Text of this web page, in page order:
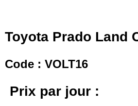
Toyota Prado Land
Code : VOLT16
Prix par jour :